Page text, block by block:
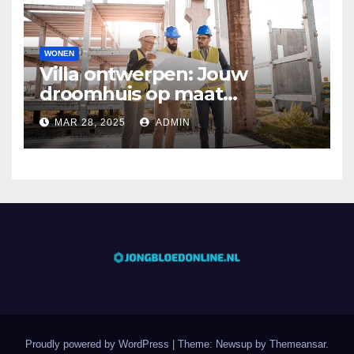
WONEN
Villa ontwerpen: Jouw
droomhuis op maat
gebouwd
MAR 28, 2025 ADMIN
Proudly powered by WordPress Theme: Newsup by Themeansar.